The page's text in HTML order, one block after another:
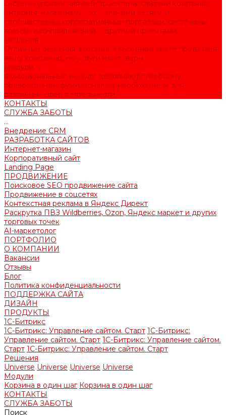
системы управления веб-проектами: сайтами компаний,
интернет-магазинами, социальными сетями и
сообществами, корпоративными порталами, системами
аренды веб-приложений и другими проектами.
Решения
Отличные решения, которые в выгодном свете представят
вашу компанию, ее услуги или товары
Модули
Функциональные модули дополняют платформу
превосходным функционалом, необходимым для
различных сфер деятельности.
КОНТАКТЫ
СЛУЖБА ЗАБОТЫ
...
Внедрение CRM
РАЗРАБОТКА САЙТОВ
Интернет-магазин
Корпоративный сайт
Landing Page
ПРОДВИЖЕНИЕ
Поисковое SEO продвижение сайта
Продвижение в соцсетях
Контекстная реклама в Яндекс Директ
Раскрутка ПВЗ Wildberries, Ozon, Яндекс маркет и других
торговых точек
AI-маркетолог
ПОРТФОЛИО
О КОМПАНИИ
Вакансии
Отзывы
Блог
Политика конфиденциальности
ПОДДЕРЖКА САЙТА
ДИЗАЙН
ПРОДУКТЫ
1С-Битрикс
1С-Битрикс: Управление сайтом. Старт 1С-Битрикс:
Управление сайтом. Старт 1С-Битрикс: Управление сайтом.
Старт 1С-Битрикс: Управление сайтом. Старт
Решения
Universe Universe Universe Universe
Модули
Корзина в один шаг Корзина в один шаг
КОНТАКТЫ
СЛУЖБА ЗАБОТЫ
Поиск